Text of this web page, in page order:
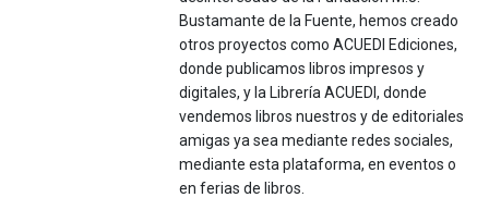
Bustamante de la Fuente, hemos creado
otros proyectos como ACUEDI Ediciones,
donde publicamos libros impresos y
digitales, y la Librería ACUEDI, donde
vendemos libros nuestros y de editoriales
amigas ya sea mediante redes sociales,
mediante esta plataforma, en eventos o
en ferias de libros.